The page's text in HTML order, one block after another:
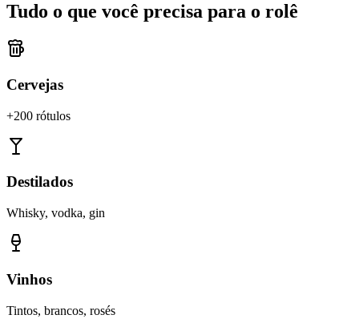
Tudo o que você precisa para o rolê
Cervejas
+200 rótulos
Destilados
Whisky, vodka, gin
Vinhos
Tintos, brancos, rosés